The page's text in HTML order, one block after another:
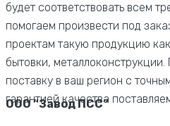
будет соответствовать всем
помогаем произвести под
проектам такую продукцию
бытовки, металлоконструкции.
поставку в ваш регион с
гарантией качества
ООО “Завод ПСС”